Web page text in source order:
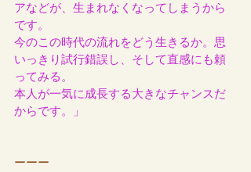
アなどが、生まれなくなってしまうから
です。
今のこの時代の流れをどう生きるか。思
いっきり試行錯誤し、そして直感にも頼
ってみる。
本人が一気に成長する大きなチャンスだ
からです。」
ーーー